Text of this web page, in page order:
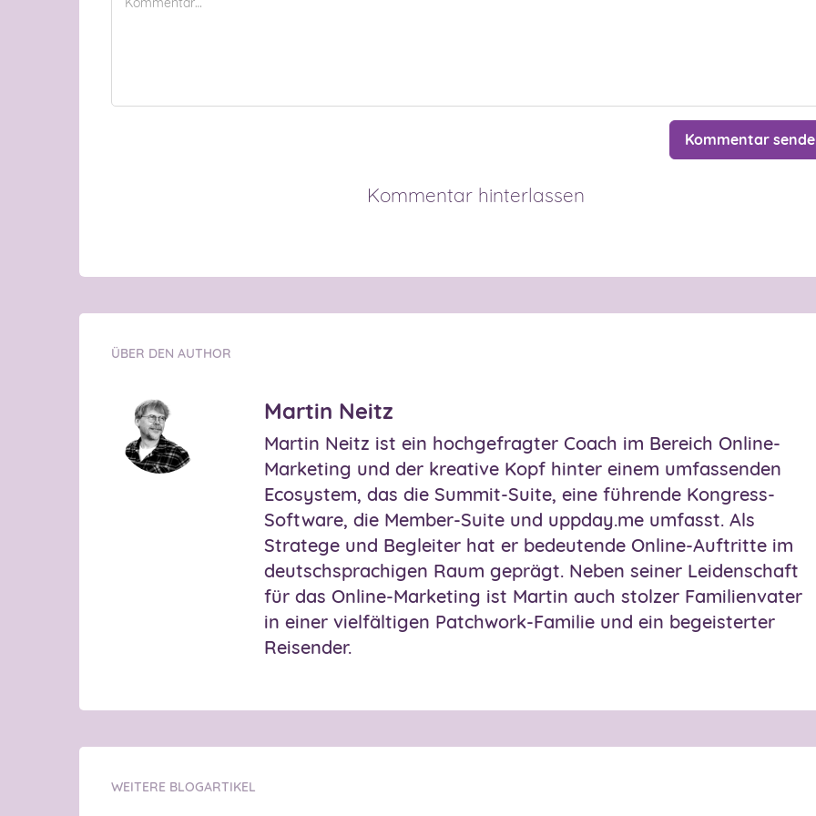
Kommentar
Kommentar hinterlassen
ÜBER DEN AUTHOR
Martin Neitz
Martin Neitz ist ein hochgefragter Coach im Bereich Online-
Marketing und der kreative Kopf hinter einem umfassenden
Ecosystem, das die Summit-Suite, eine führende Kongress-
Software, die Member-Suite und uppday.me umfasst. Als
Stratege und Begleiter hat er bedeutende Online-Auftritte im
deutschsprachigen Raum geprägt. Neben seiner Leidenschaft
für das Online-Marketing ist Martin auch stolzer Familienvater
in einer vielfältigen Patchwork-Familie und ein begeisterter
Reisender.
WEITERE BLOGARTIKEL